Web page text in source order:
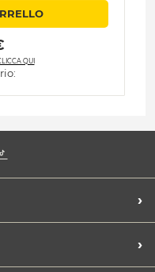
QUI
›
›